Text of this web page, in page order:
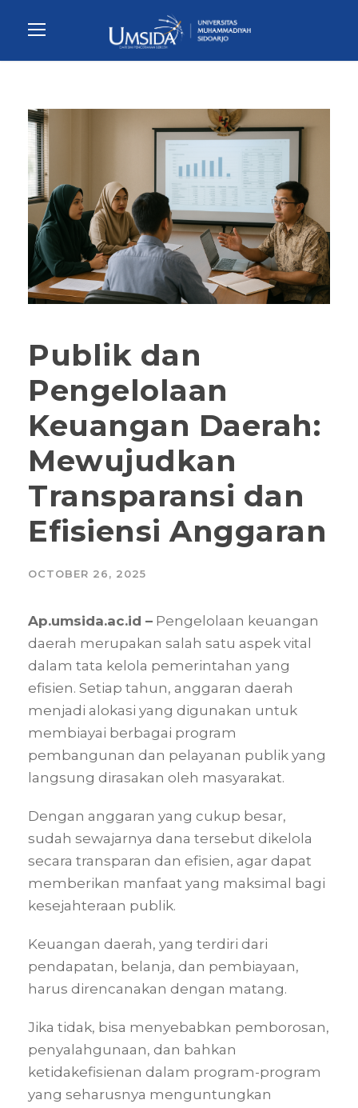
Publik dan
Pengelolaan
Keuangan Daerah:
Mewujudkan
Transparansi dan
Efisiensi Anggaran
OCTOBER 26, 2025
Ap.umsida.ac.id – Pengelolaan keuangan
daerah merupakan salah satu aspek vital
dalam tata kelola pemerintahan yang
efisien. Setiap tahun, anggaran daerah
menjadi alokasi yang digunakan untuk
membiayai berbagai program
pembangunan dan pelayanan publik yang
langsung dirasakan oleh masyarakat.
Dengan anggaran yang cukup besar,
sudah sewajarnya dana tersebut dikelola
secara transparan dan efisien, agar dapat
memberikan manfaat yang maksimal bagi
kesejahteraan publik.
Keuangan daerah, yang terdiri dari
pendapatan, belanja, dan pembiayaan,
harus direncanakan dengan matang.
Jika tidak, bisa menyebabkan pemborosan,
penyalahgunaan, dan bahkan
ketidakefisienan dalam program-program
yang seharusnya menguntungkan